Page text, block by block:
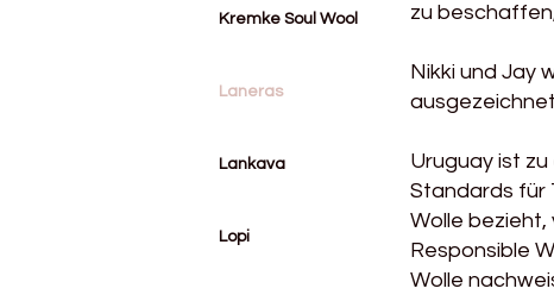
Kremke Soul Wool
Laneras
Lankava
Lopi
zu
Nikki und Jay
Uruguay ist
Standards für
Wolle bezieht,
Responsible
Wolle